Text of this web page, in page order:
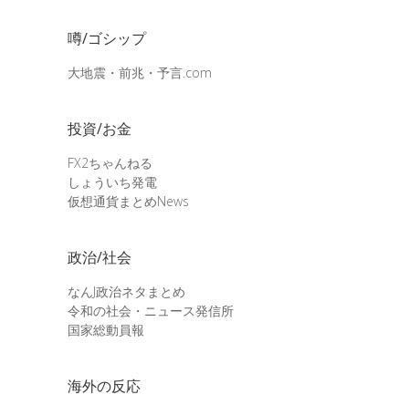
噂/ゴシップ
大地震・前兆・予言.com
投資/お金
FX2ちゃんねる
しょういち発電
仮想通貨まとめNews
政治/社会
なんJ政治ネタまとめ
令和の社会・ニュース発信所
国家総動員報
海外の反応